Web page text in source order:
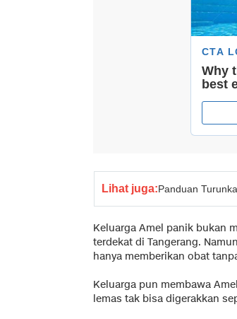
Lihat juga:Panduan
Keluarga Amel panik bukan
terdekat di Tangerang.
hanya memberikan obat
Keluarga pun membawa
lemas tak bisa digerakkan